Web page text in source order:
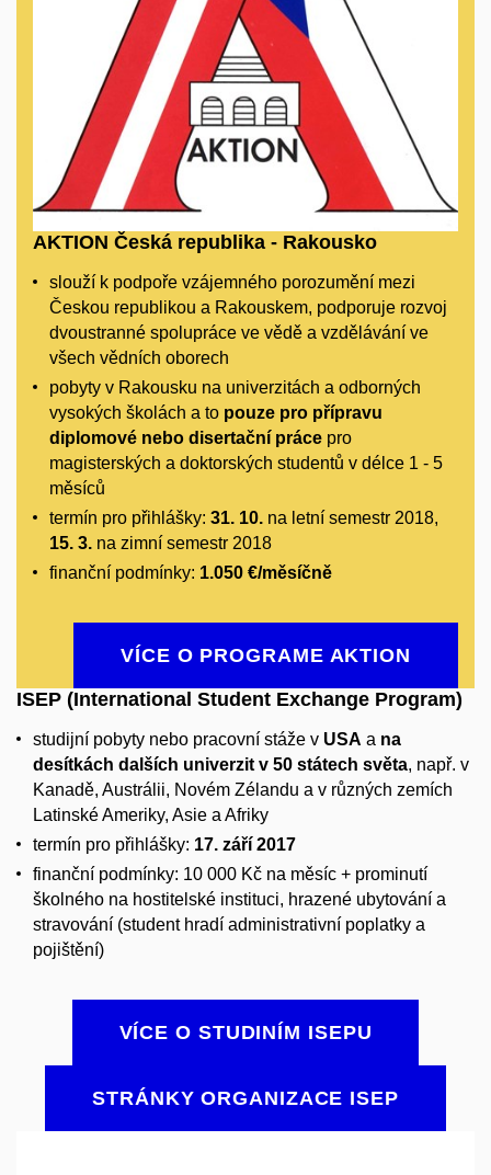
AKTION Česká republika - Rakousko
slouží k podpoře vzájemného porozumění mezi
Českou republikou a Rakouskem, podporuje rozvoj
dvoustranné spolupráce ve vědě a vzdělávání ve
všech vědních oborech
pobyty v Rakousku na univerzitách a odborných
vysokých školách a to pouze pro přípravu
diplomové nebo disertační práce pro
magisterských a doktorských studentů v délce 1 - 5
měsíců
termín pro přihlášky: 31. 10. na letní semestr 2018,
15. 3. na zimní semestr 2018
finanční podmínky: 1.050 €/měsíčně
VÍCE O PROGRAME AKTION
ISEP (International Student Exchange Program)
studijní pobyty nebo pracovní stáže v USA a na
desítkách dalších univerzit v 50 státech světa, např. v
Kanadě, Austrálii, Novém Zélandu a v různých zemích
Latinské Ameriky, Asie a Afriky
termín pro přihlášky: 17. září 2017
finanční podmínky: 10 000 Kč na měsíc + prominutí
školného na hostitelské instituci, hrazené ubytování a
stravování (student hradí administrativní poplatky a
pojištění)
VÍCE O STUDINÍM ISEPU
STRÁNKY ORGANIZACE ISEP